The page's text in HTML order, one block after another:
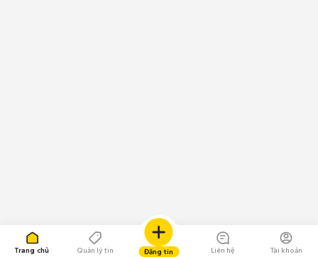
Trang chủ Quản lý tin Đăng tin Liên hệ Tài khoản